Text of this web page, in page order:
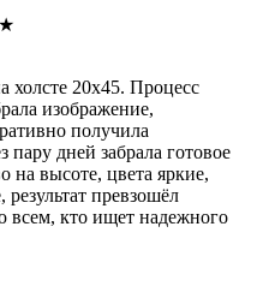
★
холсте 20х45. Процесс
изображение,
получила
пару дней забрала готовое
на высоте, цвета яркие,
результат превзошёл
всем, кто ищет надежного